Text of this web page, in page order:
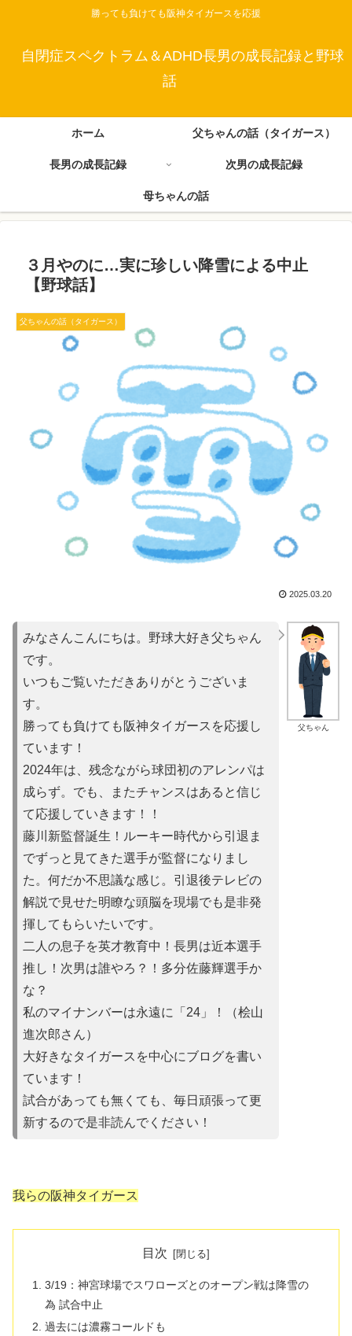
勝っても負けても阪神タイガースを応援
自閉症スペクトラム＆ADHD長男の成長記録と野球
話
ホーム 父ちゃんの話（タイガース）
長男の成長記録 次男の成長記録
母ちゃんの話
３月やのに…実に珍しい降雪による中止
【野球話】
父ちゃんの話（タイガース）
2025.03.20
父ちゃん
みなさんこんにちは。野球大好き父ちゃん
です。
いつもご覧いただきありがとうございま
す。
勝っても負けても阪神タイガースを応援し
ています！
2024年は、残念ながら球団初のアレンパは
成らず。でも、またチャンスはあると信じ
て応援していきます！！
藤川新監督誕生！ルーキー時代から引退ま
でずっと見てきた選手が監督になりまし
た。何だか不思議な感じ。引退後テレビの
解説で見せた明瞭な頭脳を現場でも是非発
揮してもらいたいです。
二人の息子を英才教育中！長男は近本選手
推し！次男は誰やろ？！多分佐藤輝選手か
な？
私のマイナンバーは永遠に「24」！（桧山
進次郎さん）
大好きなタイガースを中心にブログを書い
ています！
試合があって も無くても、毎日頑張って更
新するので是非読んでください！
我らの阪神タイガース
目次
3/19：神宮球場でスワローズとのオープン戦は降雪の
為 試合中止
過去には濃霧コールドも